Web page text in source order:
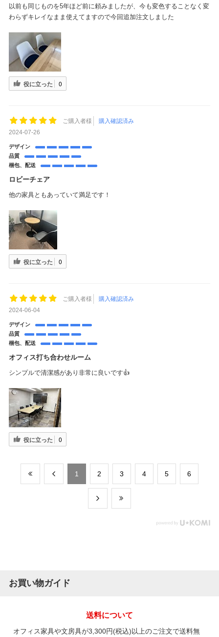
以前も同じものを5年ほど前に頼みましたが、今も変色することなく変
わらずキレイなまま使えてますので今回追加注文しました
役に立った 0
ご購入者様
購入確認済み
2024-07-26
デザイン
品質
梱包、配送
ロビーチェア
他の家具ともあっていて満足です！
役に立った 0
ご購入者様
購入確認済み
2024-06-04
デザイン
品質
梱包、配送
オフィス打ち合わせルーム
シンプルで清潔感があり非常に良いです👍
役に立った 0
​1 ​2 ​3 ​4 ​5 ​6
お買い物ガイド
送料について
オフィス家具や文房具が3,300円(税込)以上のご注文で送料無